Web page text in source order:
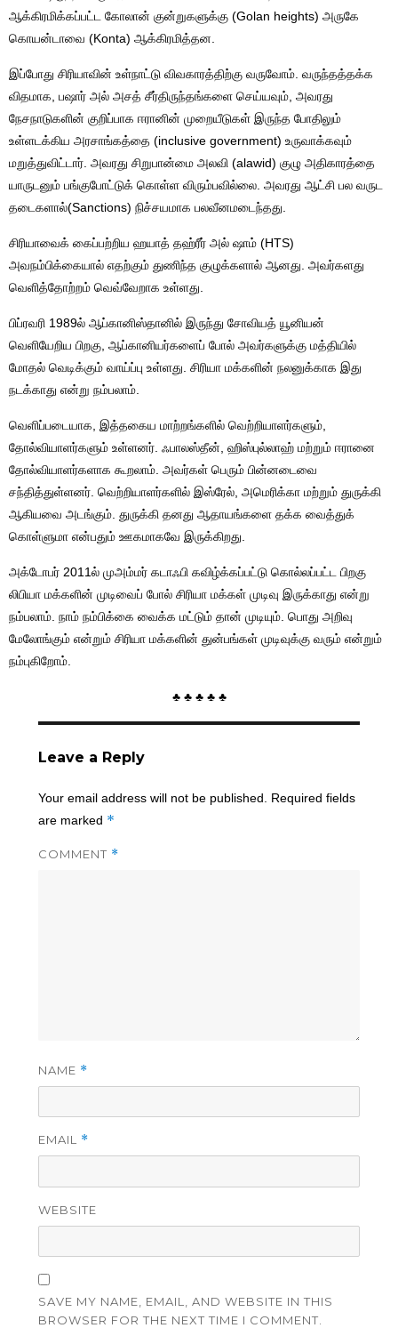
ஆக்கிரமிக்கப்பட்ட கோலான் குன்றுகளுக்கு (Golan heights) அருகே
கொயன்டாவை (Konta) ஆக்கிரமித்தன.
இப்போது சிரியாவின் உள்நாட்டு விவகாரத்திற்கு வருவோம். வருந்தத்தக்க
விதமாக, பஷார் அல் அசத் சீர்திருந்தங்களை செய்யவும், அவரது
நேசநாடுகளின் குறிப்பாக ஈரானின் முறையீடுகள் இருந்த போதிலும்
உள்ளடக்கிய அரசாங்கத்தை (inclusive government) உருவாக்கவும்
மறுத்துவிட்டார். அவரது சிறுபான்மை அலவி (alawid) குழு அதிகாரத்தை
யாருடனும் பங்குபோட்டுக் கொள்ள விரும்பவில்லை. அவரது ஆட்சி பல வருட
தடைகளால்(Sanctions) நிச்சயமாக பலவீனமடைந்தது.
சிரியாவைக் கைப்பற்றிய ஹயாத் தஹ்ரீர் அல் ஷாம் (HTS)
அவநம்பிக்கையால் எதற்கும் துணிந்த குழுக்களால் ஆனது. அவர்களது
வெளித்தோற்றம் வெவ்வேறாக உள்ளது.
பிப்ரவரி 1989ல் ஆப்கானிஸ்தானில் இருந்து சோவியத் யூனியன்
வெளியேறிய பிறகு, ஆப்கானியர்களைப் போல் அவர்களுக்கு மத்தியில்
மோதல் வெடிக்கும் வாய்ப்பு உள்ளது. சிரியா மக்களின் நலனுக்காக இது
நடக்காது என்று நம்பலாம்.
வெளிப்படையாக, இத்தகைய மாற்றங்களில் வெற்றியாளர்களும்,
தோல்வியாளர்களும் உள்ளனர். ஃபாலஸ்தீன், ஹிஸ்புல்லாஹ் மற்றும் ஈரானை
தோல்வியாளர்களாக கூறலாம். அவர்கள் பெரும் பின்னடைவை
சந்தித்துள்ளனர். வெற்றியாளர்களில் இஸ்ரேல், அமெரிக்கா மற்றும் துருக்கி
ஆகியவை அடங்கும். துருக்கி தனது ஆதாயங்களை தக்க வைத்துக்
கொள்ளுமா என்பதும் ஊகமாகவே இருக்கிறது.
அக்டோபர் 2011ல் முஅம்மர் கடாஃபி கவிழ்க்கப்பட்டு கொல்லப்பட்ட பிறகு
லிபியா மக்களின் முடிவைப் போல் சிரியா மக்கள் முடிவு இருக்காது என்று
நம்பலாம். நாம் நம்பிக்கை வைக்க மட்டும் தான் முடியும். பொது அறிவு
மேலோங்கும் என்றும் சிரியா மக்களின் துன்பங்கள் முடிவுக்கு வரும் என்றும்
நம்புகிறோம்.
♣ ♣ ♣ ♣ ♣
Leave a Reply
Your email address will not be published.
Required fields
are marked *
COMMENT *
NAME *
EMAIL *
WEBSITE
SAVE MY NAME, EMAIL, AND WEBSITE IN THIS
BROWSER FOR THE NEXT TIME I COMMENT.